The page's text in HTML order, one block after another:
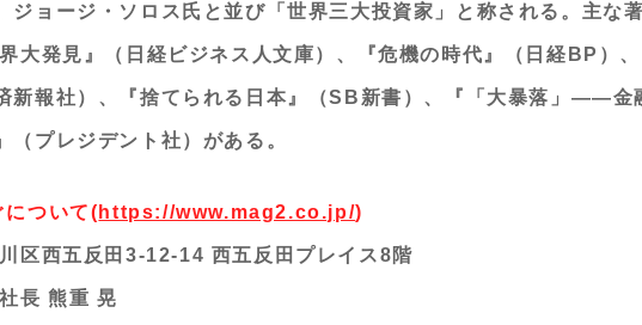
ジョージ・ソロス氏と並び「世界三大投資家」と称される。主な
大発見』（日経ビジネス人文庫）、『危機の時代』（日経BP）
新報社）、『捨てられる日本』（SB新書）、『「大暴落」――金
（プレジデント社）がある。
について( https://www.mag2.co.jp/)
区西五反田3-12-14 西五反田プレイス8階
長 熊重 晃